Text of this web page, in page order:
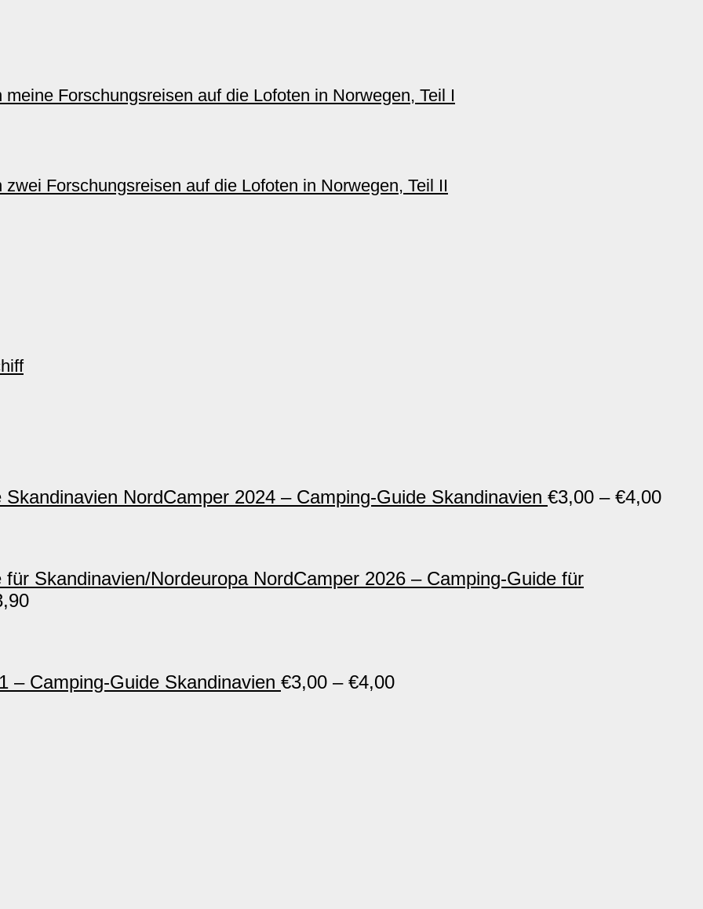
Forschungsreisen auf die Lofoten in Norwegen, Teil I
Forschungsreisen auf die Lofoten in Norwegen, Teil II
NordCamper 2024 – Camping-Guide Skandinavien €3,00 – €4,00
NordCamper 2026 – Camping-Guide für
– Camping-Guide Skandinavien €3,00 – €4,00